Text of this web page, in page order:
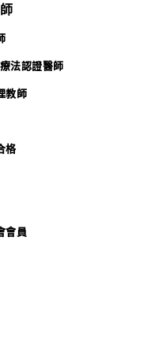
法認證醫師
教師
格
會員